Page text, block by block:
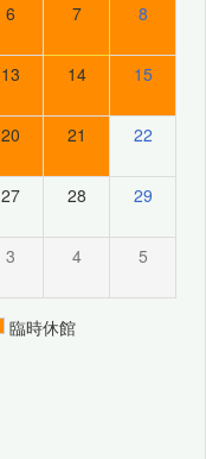
6 7 8
13 14 15
20 21 22
27 28 29
3 4 5
臨時休館